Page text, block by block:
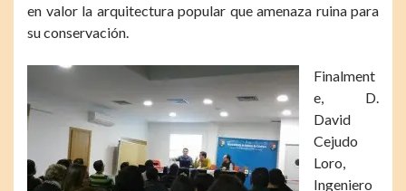
en valor la arquitectura popular que amenaza ruina para
su conservación.
Finalment
e, D.
David
Cejudo
Loro,
Ingeniero